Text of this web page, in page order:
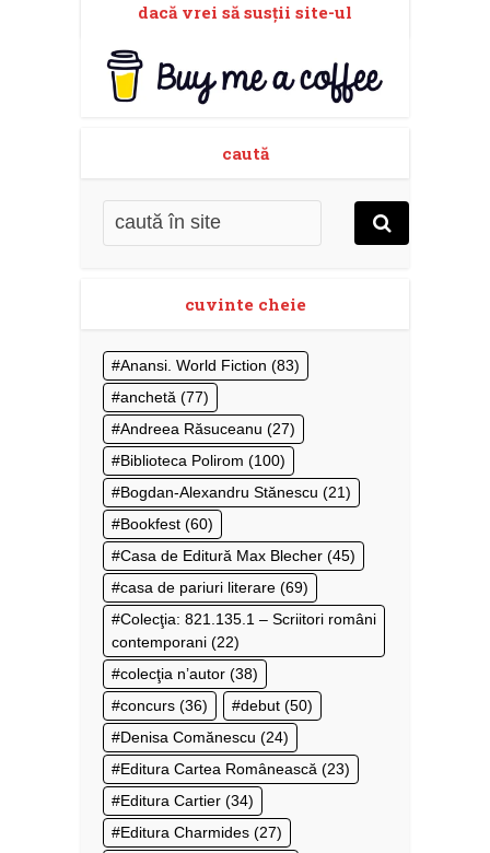
dacă vrei să susţii site-ul
caută
cuvinte cheie
Anansi. World Fiction (83)
anchetă (77)
Andreea Răsuceanu (27)
Biblioteca Polirom (100)
Bogdan-Alexandru Stănescu (21)
Bookfest (60)
Casa de Editură Max Blecher (45)
casa de pariuri literare (69)
Colecţia: 821.135.1 – Scriitori români
contemporani (22)
colecţia n’autor (38)
concurs (36) debut (50)
Denisa Comănescu (24)
Editura Cartea Românească (23)
Editura Cartier (34)
Editura Charmides (27)